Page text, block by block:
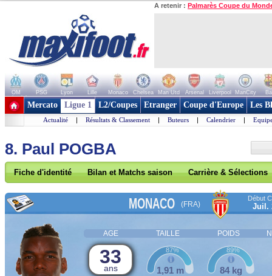
A retenir : Palmarès Coupe du
OM PSG Lyon Lille Monaco Chelsea Man Utd Arsenal Liverpool ManCity
+ de clubs
Mercato Ligue 1 L2/Coupes Etranger Coupe d'Europe Les
Actualité | Résultats & Classement | Buteurs | Calendrier |
8. Paul POGBA
Fiche d'identité Bilan et Matchs saison Carrière & Sélections
MONACO (FRA)
Début
Juil.
AGE TAILLE POIDS
33
ans 1,91 m
87%
84 kg
89%